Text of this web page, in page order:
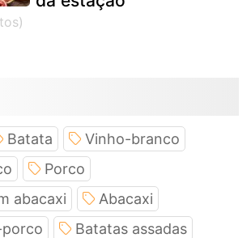
Batata
Vinho-branco
Porco
abacaxi
Abacaxi
Batatas assadas